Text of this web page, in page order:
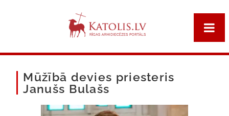
Mūžībā devies priesteris
Janušs Bulašs